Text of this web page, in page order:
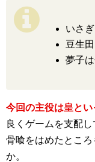
いさ
豆生
夢子
今回の主役は皇とい
良くゲームを支配し
骨喰をはめたとこ
か。